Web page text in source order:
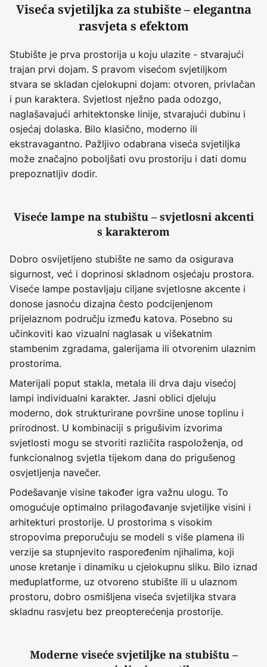
Viseća svjetiljka za stubište – elegantna
rasvjeta s efektom
Stubište je prva prostorija u koju ulazite - stvarajući
trajan prvi dojam. S pravom visećom svjetiljkom
stvara se skladan cjelokupni dojam: otvoren, privlačan
i pun karaktera. Svjetlost nježno pada odozgo,
naglašavajući arhitektonske linije, stvarajući dubinu i
osjećaj dolaska. Bilo klasično, moderno ili
ekstravagantno. Pažljivo odabrana viseća svjetiljka
može značajno poboljšati ovu prostoriju i dati domu
prepoznatljiv dodir.
Viseće lampe na stubištu – svjetlosni akcenti
s karakterom
Dobro osvijetljeno stubište ne samo da osigurava
sigurnost, već i doprinosi skladnom osjećaju prostora.
Viseće lampe postavljaju ciljane svjetlosne akcente i
donose jasnoću dizajna često podcijenjenom
prijelaznom području između katova. Posebno su
učinkoviti kao vizualni naglasak u višekatnim
stambenim zgradama, galerijama ili otvorenim ulaznim
prostorima.
Materijali poput stakla, metala ili drva daju visećoj
lampi individualni karakter. Jasni oblici djeluju
moderno, dok strukturirane površine unose toplinu i
prirodnost. U kombinaciji s prigušivim izvorima
svjetlosti mogu se stvoriti različita raspoloženja, od
funkcionalnog svjetla tijekom dana do prigušenog
osvjetljenja navečer.
Podešavanje visine također igra važnu ulogu. To
omogućuje optimalno prilagođavanje svjetiljke visini i
arhitekturi prostorije. U prostorima s visokim
stropovima preporučuju se modeli s više plamena ili
verzije sa stupnjevito raspoređenim njihalima, koji
unose kretanje i dinamiku u cjelokupnu sliku. Bilo iznad
međuplatforme, uz otvoreno stubište ili u ulaznom
prostoru, dobro osmišljena viseća svjetiljka stvara
skladnu rasvjetu bez preopterećenja prostorije.
Moderne viseće svjetiljke na stubištu –